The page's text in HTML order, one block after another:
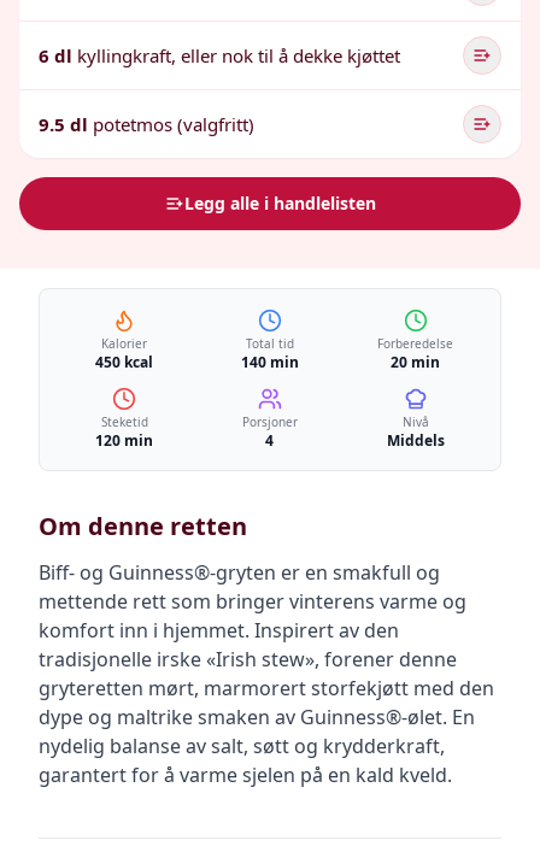
6 dl kyllingkraft, eller nok til å dekke kjøttet
9.5 dl potetmos (valgfritt)
Legg alle i handlelisten
Kalorier
450 kcal
Total tid
140 min
Forberedelse
20 min
Steketid
120 min
Porsjoner
4
Nivå
Middels
Om denne retten
Biff- og Guinness®-gryten er en smakfull og
mettende rett som bringer vinterens varme og
komfort inn i hjemmet. Inspirert av den
tradisjonelle irske «Irish stew», forener denne
gryteretten mørt, marmorert storfekjøtt med den
dype og maltrike smaken av Guinness®-ølet. En
nydelig balanse av salt, søtt og krydderkraft,
garantert for å varme sjelen på en kald kveld.